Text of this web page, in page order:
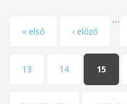
Pages
« első ‹ előző
…
13 14 15